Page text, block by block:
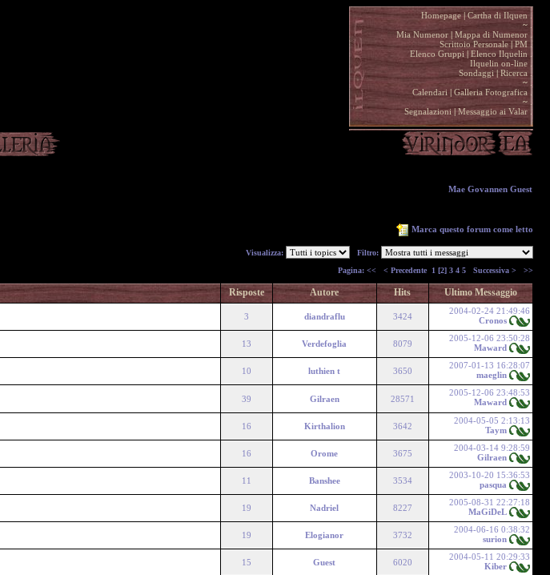
Homepage| Cartha di Ilquen .
~.
Mia Numenor | Mappa di Numenor .
Scrittoio Personale| PM .
Elenco Gruppi | Elenco Ilquelin .
Ilquelin on-line .
Sondaggi | Ricerca .
~.
Calendari | Galleria Fotografica .
~.
Segnalazioni| Messaggio ai Valar .
Mae Govannen Guest
Marca questo forum come letto
Visualizza:
Filtro:
Pagina: << < Precedente 1 [2] 3 4 5 Successiva > >>
Risposte Autore Hits Ultimo Messaggio
3 diandraflu 3424
2004-02-24 21:49:46
Cronos
13 Verdefoglia 8079
2005-12-06 23:50:28
Maward
10 luthien t 3650
2007-01-13 16:28:07
maeglin
39 Gilraen 28571
2005-12-06 23:48:53
Maward
16 Kirthalion 3642
2004-05-05 2:13:13
Taym
16 Orome 3675
2004-03-14 9:28:59
Gilraen
11 Banshee 3534
2003-10-20 15:36:53
pasqua
19 Nadriel 8227
2005-08-31 22:27:18
MaGiDeL
19 Elogianor 3732
2004-06-16 0:38:32
surion
15 Guest 6020
2004-05-11 20:29:33
Kiber